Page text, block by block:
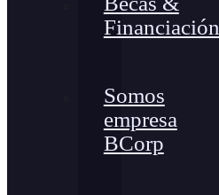
Financiación
Somos
empresa
BCorp